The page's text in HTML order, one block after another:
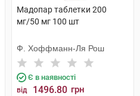
Мадопар таблетки 200
мг/50 мг 100 шт
Ф. Хоффманн-Ля Рош
Є в наявності
від 1496.80 грн